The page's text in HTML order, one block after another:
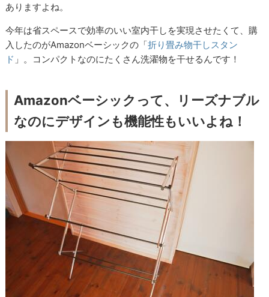
ありますよね。
今年は省スペースで効率のいい室内干しを実現させたくて、購
入したのがAmazonベーシックの「折り畳み物干しスタン
ド 」。コンパクトなのにたくさん洗濯物を干せるんです！
Amazonベーシックって、リーズナブル
なのにデザインも機能性もいいよね！